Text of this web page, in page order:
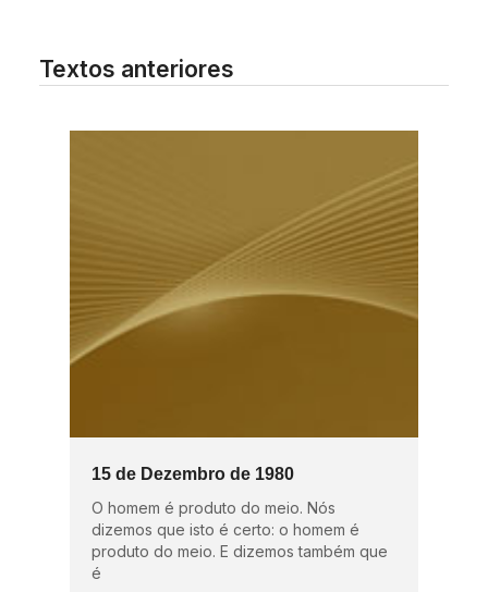
Textos anteriores
15 de Dezembro de 1980
O homem é produto do meio. Nós
dizemos que isto é certo: o homem é
produto do meio. E dizemos também que
é